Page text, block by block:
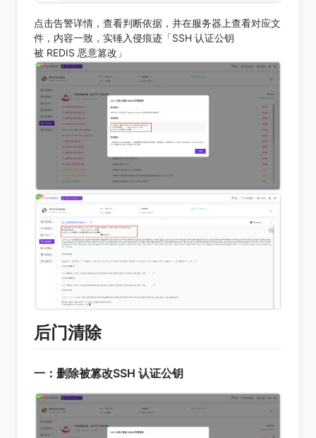
点击告警详情，查看判断依据，并在服务器上查看对应文
件，内容一致，实锤入侵痕迹「SSH 认证公钥
被 REDIS 恶意篡改」
后门清除
一：删除被篡改SSH 认证公钥